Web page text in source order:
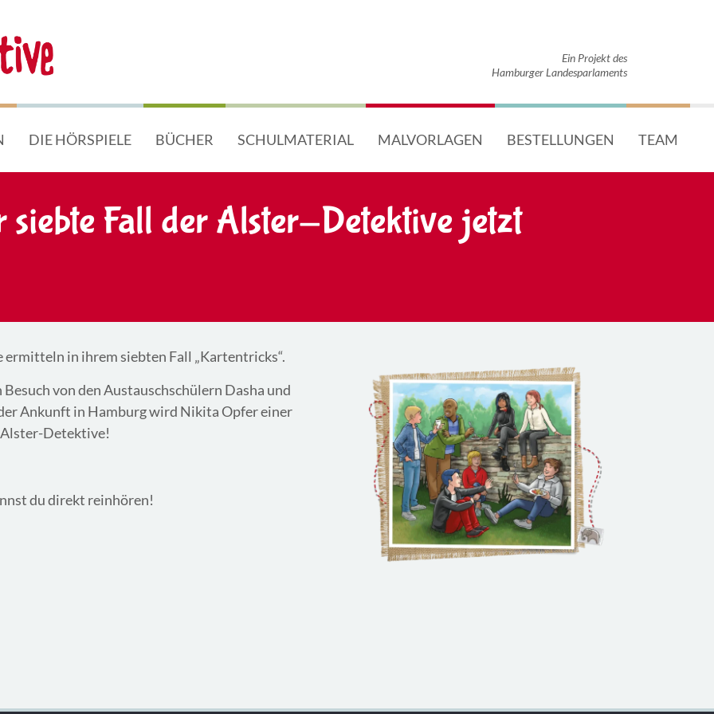
Ein Projekt des
Hamburger Landesparlaments
DIE HÖRSPIELE BÜCHER SCHULMATERIAL MALVORLAGEN BESTELLUNGEN TEAM
siebte Fall der Alster-Detektive jetzt
in ihrem siebten Fall „Kartentricks“.
von den Austauschschülern Dasha und
Ankunft in Hamburg wird Nikita Opfer einer
Alster-Detektive!
du direkt reinhören!